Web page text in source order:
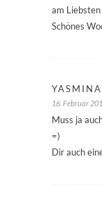
am
Schönes
16. Februar
Muss ja
=)
Dir auch